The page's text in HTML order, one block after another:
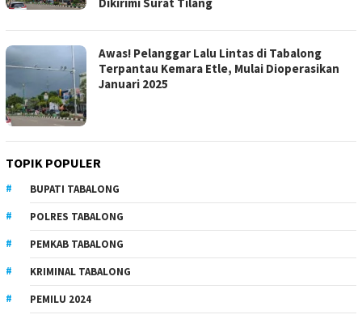
Awas! Pelanggar Lalu Lintas di Tabalong
Terpantau Kemara Etle, Mulai Dioperasikan
Januari 2025
TOPIK POPULER
BUPATI TABALONG
POLRES TABALONG
PEMKAB TABALONG
KRIMINAL TABALONG
PEMILU 2024